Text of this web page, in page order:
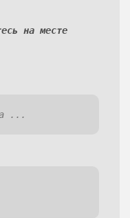
на месте